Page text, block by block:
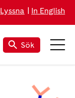
Lyssna In English
Sök